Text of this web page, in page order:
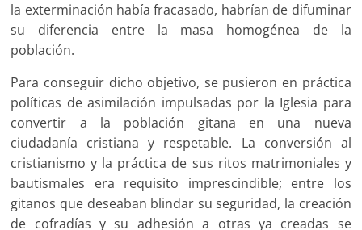
la exterminación había fracasado, habrían de difuminar
su diferencia entre la masa homogénea de la
población.
Para conseguir dicho objetivo, se pusieron en práctica
políticas de asimilación impulsadas por la Iglesia para
convertir a la población gitana en una nueva
ciudadanía cristiana y respetable. La conversión al
cristianismo y la práctica de sus ritos matrimoniales y
bautismales era requisito imprescindible; entre los
gitanos que deseaban blindar su seguridad, la creación
de cofradías y su adhesión a otras ya creadas se